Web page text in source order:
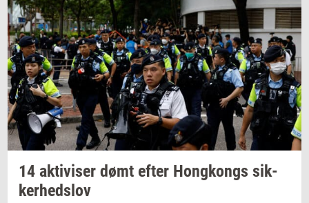
14 ak­ti­vi­ser dømt efter Hong­kongs sik­
ker­heds­lov